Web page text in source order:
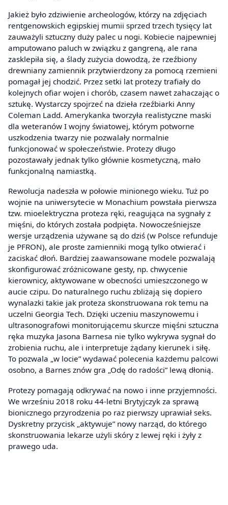
Jakież było zdziwienie archeologów, którzy na zdjęciach
rentgenowskich egipskiej mumii sprzed trzech tysięcy lat
zauważyli sztuczny duży palec u nogi. Kobiecie najpewniej
amputowano paluch w związku z gangreną, ale rana
zasklepiła się, a ślady zużycia dowodzą, że rzeźbiony
drewniany zamiennik przytwierdzony za pomocą rzemieni
pomagał jej chodzić. Przez setki lat protezy trafiały do
kolejnych ofiar wojen i chorób, czasem nawet zahaczając o
sztukę. Wystarczy spojrzeć na dzieła rzeźbiarki Anny
Coleman Ladd. Amerykanka tworzyła realistyczne maski
dla weteranów I wojny światowej, którym potworne
uszkodzenia twarzy nie pozwalały normalnie
funkcjonować w społeczeństwie. Protezy długo
pozostawały jednak tylko głównie kosmetyczną, mało
funkcjonalną namiastką.
Rewolucja nadeszła w połowie minionego wieku. Tuż po
wojnie na uniwersytecie w Monachium powstała pierwsza
tzw. mioelektryczna proteza ręki, reagująca na sygnały z
mięśni, do których została podpięta. Nowocześniejsze
wersje urządzenia używane są do dziś (w Polsce refunduje
je PFRON), ale proste zamienniki mogą tylko otwierać i
zaciskać dłoń. Bardziej zaawansowane modele pozwalają
skonfigurować zróżnicowane gesty, np. chwycenie
kierownicy, aktywowane w obecności umieszczonego w
aucie czipu. Do naturalnego ruchu zbliżają się dopiero
wynalazki takie jak proteza skonstruowana rok temu na
uczelni Georgia Tech. Dzięki uczeniu maszynowemu i
ultrasonografowi monitorującemu skurcze mięśni sztuczna
ręka muzyka Jasona Barnesa nie tylko wykrywa sygnał do
zrobienia ruchu, ale i interpretuje żądany kierunek i siłę.
To pozwala „w locie” wydawać polecenia każdemu palcowi
osobno, a Barnes znów gra „Odę do radości” lewą dłonią.
Protezy pomagają odkrywać na nowo i inne przyjemności.
We wrześniu 2018 roku 44-letni Brytyjczyk za sprawą
bionicznego przyrodzenia po raz pierwszy uprawiał seks.
Dyskretny przycisk „aktywuje” nowy narząd, do którego
skonstruowania lekarze użyli skóry z lewej ręki i żyły z
prawego uda.